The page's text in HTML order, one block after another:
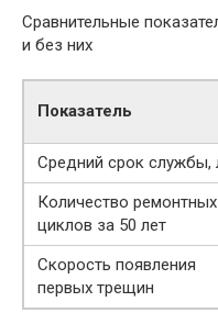
Сравнительные
и без них
Показатель
Средний срок службы,
Количество ремонтных
циклов за 50 лет
Скорость появления
первых трещин